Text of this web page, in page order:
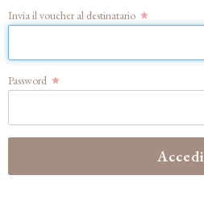
Invia il voucher al destinatario
Password
Accedi